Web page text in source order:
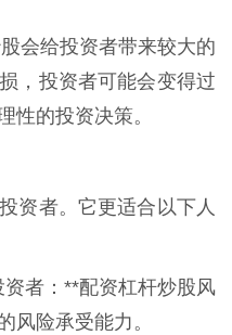
会给投资者带来较大的
，投资者可能会变得过
性的投资决策。
资者。它更适合以下人
者：**配资杠杆炒股风
风险承受能力。